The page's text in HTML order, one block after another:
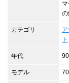
の
カテゴリ
ト
年代
モデル